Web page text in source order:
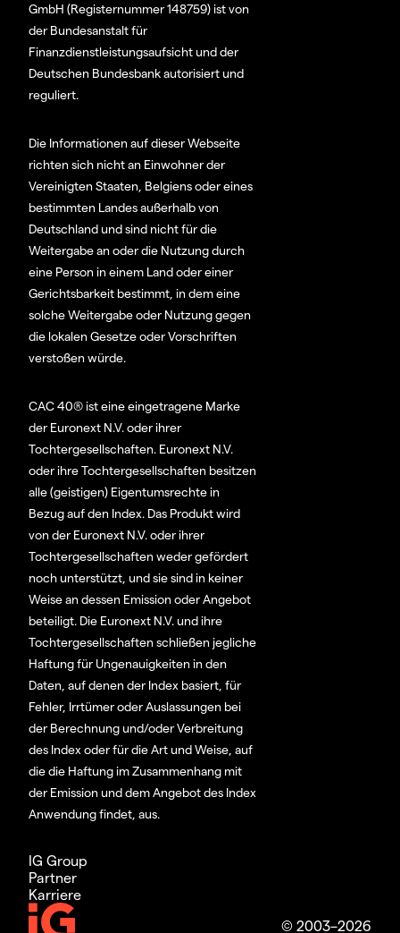
GmbH (Registernummer 148759) ist von
der Bundesanstalt für
Finanzdienstleistungsaufsicht und der
Deutschen Bundesbank autorisiert und
reguliert.
Die Informationen auf dieser Webseite
richten sich nicht an Einwohner der
Vereinigten Staaten, Belgiens oder eines
bestimmten Landes außerhalb von
Deutschland und sind nicht für die
Weitergabe an oder die Nutzung durch
eine Person in einem Land oder einer
Gerichtsbarkeit bestimmt, in dem eine
solche Weitergabe oder Nutzung gegen
die lokalen Gesetze oder Vorschriften
verstoßen würde.
CAC 40® ist eine eingetragene Marke
der Euronext N.V. oder ihrer
Tochtergesellschaften. Euronext N.V.
oder ihre Tochtergesellschaften besitzen
alle (geistigen) Eigentumsrechte in
Bezug auf den Index. Das Produkt wird
von der Euronext N.V. oder ihrer
Tochtergesellschaften weder gefördert
noch unterstützt, und sie sind in keiner
Weise an dessen Emission oder Angebot
beteiligt. Die Euronext N.V. und ihre
Tochtergesellschaften schließen jegliche
Haftung für Ungenauigkeiten in den
Daten, auf denen der Index basiert, für
Fehler, Irrtümer oder Auslassungen bei
der Berechnung und/oder Verbreitung
des Index oder für die Art und Weise, auf
die die Haftung im Zusammenhang mit
der Emission und dem Angebot des Index
Anwendung findet, aus.
IG Group
Partner
Karriere
© 2003–2026